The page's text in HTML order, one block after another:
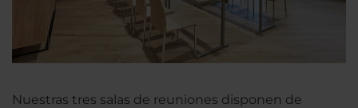
Nuestras tres salas de reuniones disponen de